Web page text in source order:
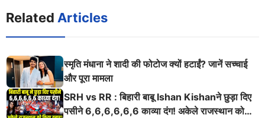
Related Articles
स्मृति मंधाना ने शादी की फोटोज क्यों हटाईं? जानें सच्चाई
और पूरा मामला
SRH vs RR : बिहारी बाबू Ishan Kishanने छुड़ा दिए
पसीने 6,6,6,6,6,6 काव्या दंग! अकेले राजस्थान को